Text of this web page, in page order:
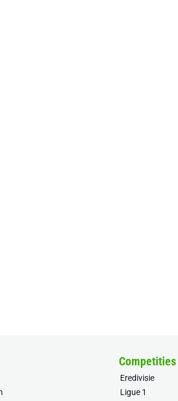
Competities
Eredivisie
Ligue 1